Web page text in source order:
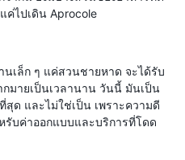
ค่ไปเดิน Aprocole
นเล็ก ๆ แค่สวนชายหาด จะได้รับ
มายเป็นเวลานาน วันนี้ มันเป็น
สุด และไม่ใช่เป็น เพราะความดี
รับค่าออกแบบและบริการที่โดด